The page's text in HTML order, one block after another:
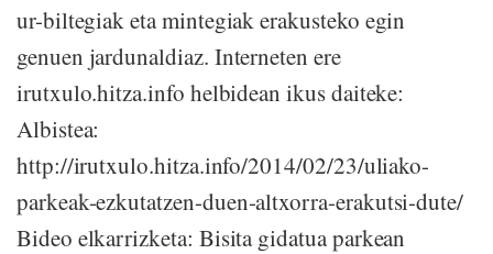
ur-biltegiak eta mintegiak erakusteko egin
genuen jardunaldiaz. Interneten ere
irutxulo.hitza.info helbidean ikus daiteke:
Albistea:
http://irutxulo.hitza.info/2014/02/23/uliako-
parkeak-ezkutatzen-duen-altxorra-erakutsi-dute/
Bideo elkarrizketa: Bisita gidatua parkean